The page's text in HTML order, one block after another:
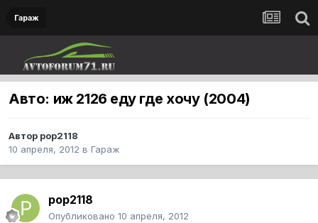
Гараж
Авто: иж 2126 еду где хочу (2004)
Автор pop2118
10 апреля, 2012 в Гараж
pop2118
Опубликовано 10 апреля, 2012